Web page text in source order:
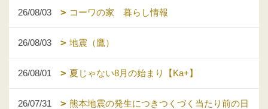
26/08/03 コーワの家 暮らし情報
26/08/03 地震（鷹）
26/08/01 夏じゃない8月の始まり【Ka+】
26/07/31
熊本地震の発生につきつくづく当たり前の日